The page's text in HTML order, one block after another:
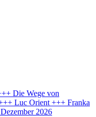
Die Wege von
Luc Orient +++ Franka
2026